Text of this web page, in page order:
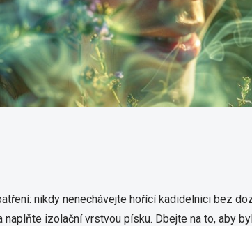
nikdy nenechávejte hořící kadidelnici bez
izolační vrstvou písku. Dbejte na to, aby